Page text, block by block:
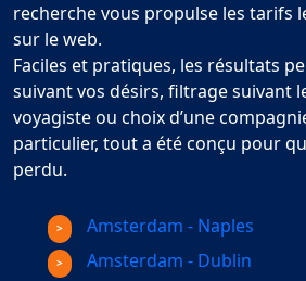
recherche vous propulse les tarifs
sur le web.
Faciles et pratiques, les résultats
suivant vos désirs, filtrage suivant
voyagiste ou choix d’une
particulier, tout a été conçu pour
perdu.
Amsterdam - Naples
Amsterdam - Dublin